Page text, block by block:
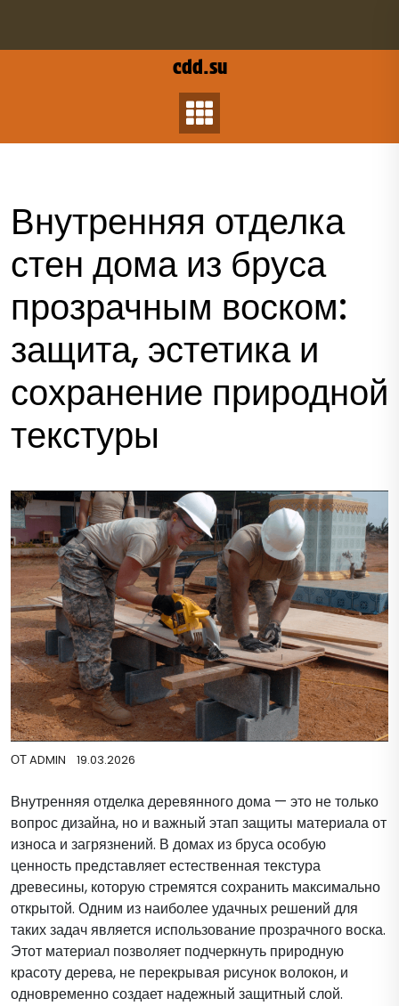
содержанию
cdd.su
Внутренняя отделка
стен дома из бруса
прозрачным воском:
защита, эстетика и
сохранение природной
текстуры
ОТADMIN 19.03.2026
Внутренняя отделка деревянного дома — это не только
вопрос дизайна, но и важный этап защиты материала от
износа и загрязнений. В домах из бруса особую
ценность представляет естественная текстура
древесины, которую стремятся сохранить максимально
открытой. Одним из наиболее удачных решений для
таких задач является использование прозрачного воска.
Этот материал позволяет подчеркнуть природную
красоту дерева, не перекрывая рисунок волокон, и
одновременно создает надежный защитный слой.